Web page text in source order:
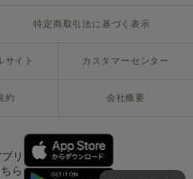
特定商取引法に基づく表示
サイト カスタマーセンター
約 会社概要
リ
ら